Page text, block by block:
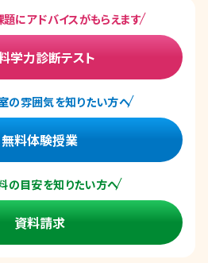
にアドバイスがもらえます
学力診断テスト
の雰囲気を知りたい方へ
無料体験授業
の目安を知りたい方へ
資料請求